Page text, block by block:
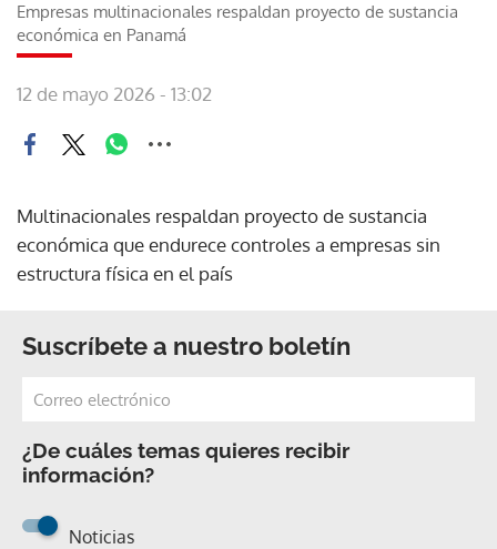
Empresas multinacionales respaldan proyecto de sustancia
económica en Panamá
12 de mayo 2026 - 13:02
Multinacionales respaldan proyecto de sustancia
económica que endurece controles a empresas sin
estructura física en el país
Suscríbete a nuestro boletín
¿De cuáles temas quieres recibir
información?
Noticias